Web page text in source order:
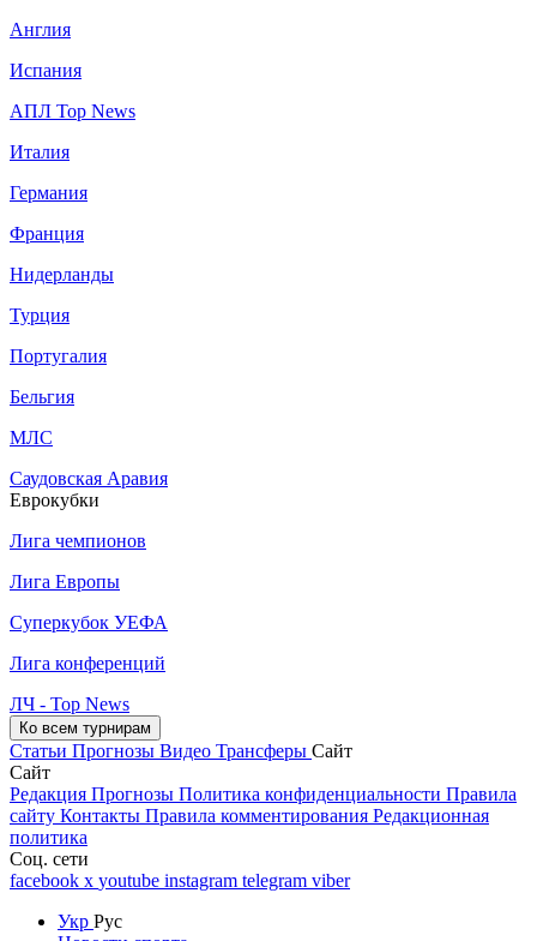
Англия
Испания
АПЛ Top News
Италия
Германия
Франция
Нидерланды
Турция
Португалия
Бельгия
МЛС
Саудовская Аравия
Еврокубки
Лига чемпионов
Лига Европы
Суперкубок УЕФА
Лига конференций
ЛЧ - Top News
Ко всем турнирам
Статьи Прогнозы Видео Трансферы Сайт
Сайт
Редакция Прогнозы Политика конфиденциальности Правила
сайту Контакты Правила комментирования Редакционная
политика
Соц. сети
facebook x youtube instagram telegram viber
Укр Рус